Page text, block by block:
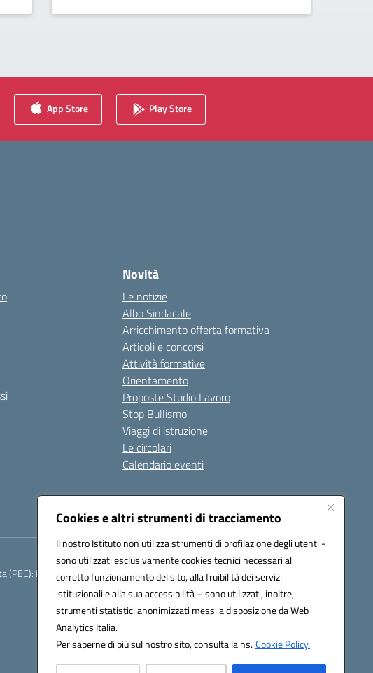
Cookies e altri strumenti di tracciamento
Il nostro Istituto non utilizza strumenti di profilazione degli utenti -
sono utilizzati esclusivamente cookies tecnici necessari al
corretto funzionamento del sito, alla fruibilità dei servizi
istituzionali e alla sua accessibilità – sono utilizzati, inoltre,
strumenti statistici anonimizzati messi a disposizione da Web
Analytics Italia.
Per saperne di più sul nostro sito, consulta la ns.Cookie Policy.
App Store Play Store
Novità
Le notizie
Albo Sindacale
Arricchimento offerta formativa
Articoli e concorsi
Attività formative
Orientamento
Proposte Studio Lavoro
Stop Bullismo
Viaggi di istruzione
Le circolari
Calendario eventi
Seguici su:
(PEC): BARH04000D@pec.istruzione.it